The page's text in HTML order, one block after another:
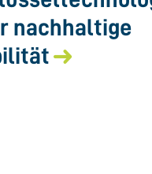
nachhaltige